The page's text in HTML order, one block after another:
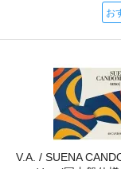
お
V.A. / SUENA